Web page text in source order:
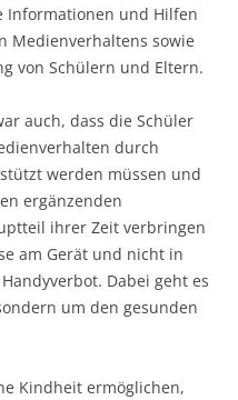
Informationen und Hilfen
Medienverhaltens sowie
von Schülern und Eltern.
auch, dass die Schüler
durch
werden müssen und
ergänzenden
ihrer Zeit verbringen
am Gerät und nicht in
Dabei geht es
um den gesunden
Kindheit ermöglichen,